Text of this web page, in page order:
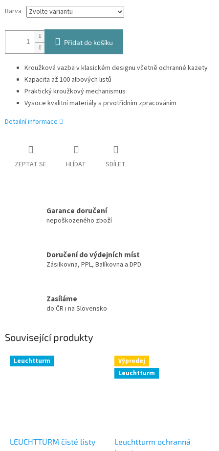
Barva
Přidat do košíku
Kroužková vazba v klasickém designu včetně ochranné kazety
Kapacita až 100 albových listů
Praktický kroužkový mechanismus
Vysoce kvalitní materiály s prvotřídním zpracováním
Detailní informace
ZEPTAT SE HLÍDAT SDÍLET
Garance doručení
nepoškozeného zboží
Doručení do výdejních míst
Zásilkovna, PPL, Balíkovna a DPD
Zasíláme
do ČR i na Slovensko
Související produkty
Leuchtturm
LEUCHTTURM čisté listy
Výprodej
Leuchtturm
Leuchtturm ochranná